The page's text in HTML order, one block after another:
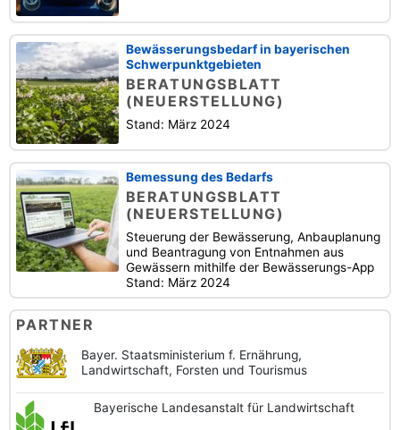
Bewässerungsbedarf in bayerischen
Schwerpunktgebieten
BERATUNGSBLATT
(NEUERSTELLUNG)
Stand: März 2024
Bemessung des Bedarfs
BERATUNGSBLATT
(NEUERSTELLUNG)
Steuerung der Bewässerung, Anbauplanung
und Beantragung von Entnahmen aus
Gewässern mithilfe der Bewässerungs-App
Stand: März 2024
PARTNER
Bayer. Staatsministerium f. Ernährung,
Landwirtschaft, Forsten und Tourismus
Bayerische Landesanstaltfür Landwirtschaft